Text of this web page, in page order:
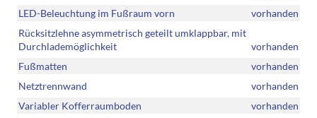
LED-Beleuchtung im Fußraum vorn
vorhanden
Rücksitzlehne asymmetrisch geteilt umklappbar, mit
Durchlademöglichkeit
vorhanden
Fußmatten
vorhanden
Netztrennwand
vorhanden
Variabler Kofferraumboden
vorhanden